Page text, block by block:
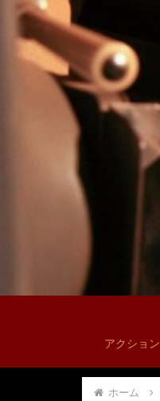
アクション
ホーム